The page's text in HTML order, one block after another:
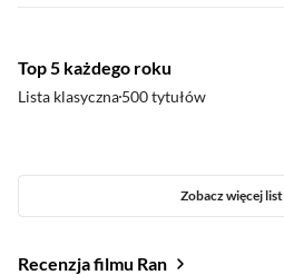
Top 5 każdego roku
Lista klasyczna500 tytułów
Zobacz więcej list
Recenzja filmu Ran